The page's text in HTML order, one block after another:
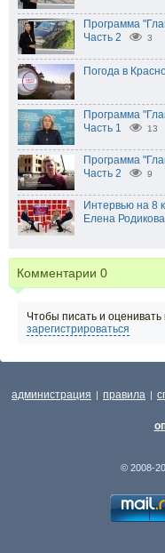
Программа
Часть 2
3
Погода в
Программа
Часть 1
13
Программа
Часть 2
9
Интервью на 8
Елена
Комментарии 0
Чтобы писать и
зарегистрироваться
администрация | правила |
© 2008-